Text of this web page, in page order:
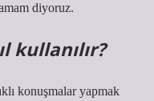
diyoruz.
kullanılır?
konuşmalar yapmak